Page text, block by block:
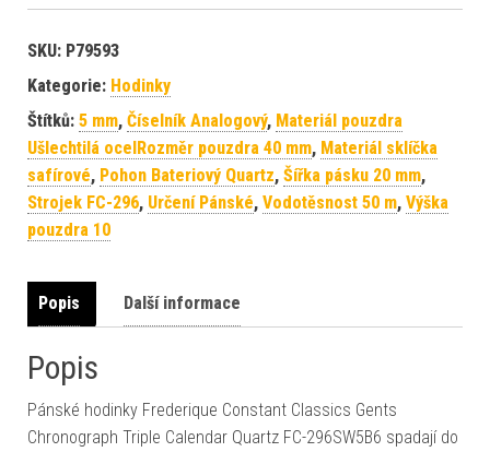
SKU: P79593
Kategorie: Hodinky
Štítků: 5 mm, Číselník Analogový, Materiál pouzdra
Ušlechtilá ocelRozměr pouzdra 40 mm, Materiál sklíčka
safírové, Pohon Bateriový Quartz, Šířka pásku 20 mm,
Strojek FC-296, Určení Pánské, Vodotěsnost 50 m, Výška
pouzdra 10
Popis Další informace
Popis
Pánské hodinky Frederique Constant Classics Gents
Chronograph Triple Calendar Quartz FC-296SW5B6 spadají do